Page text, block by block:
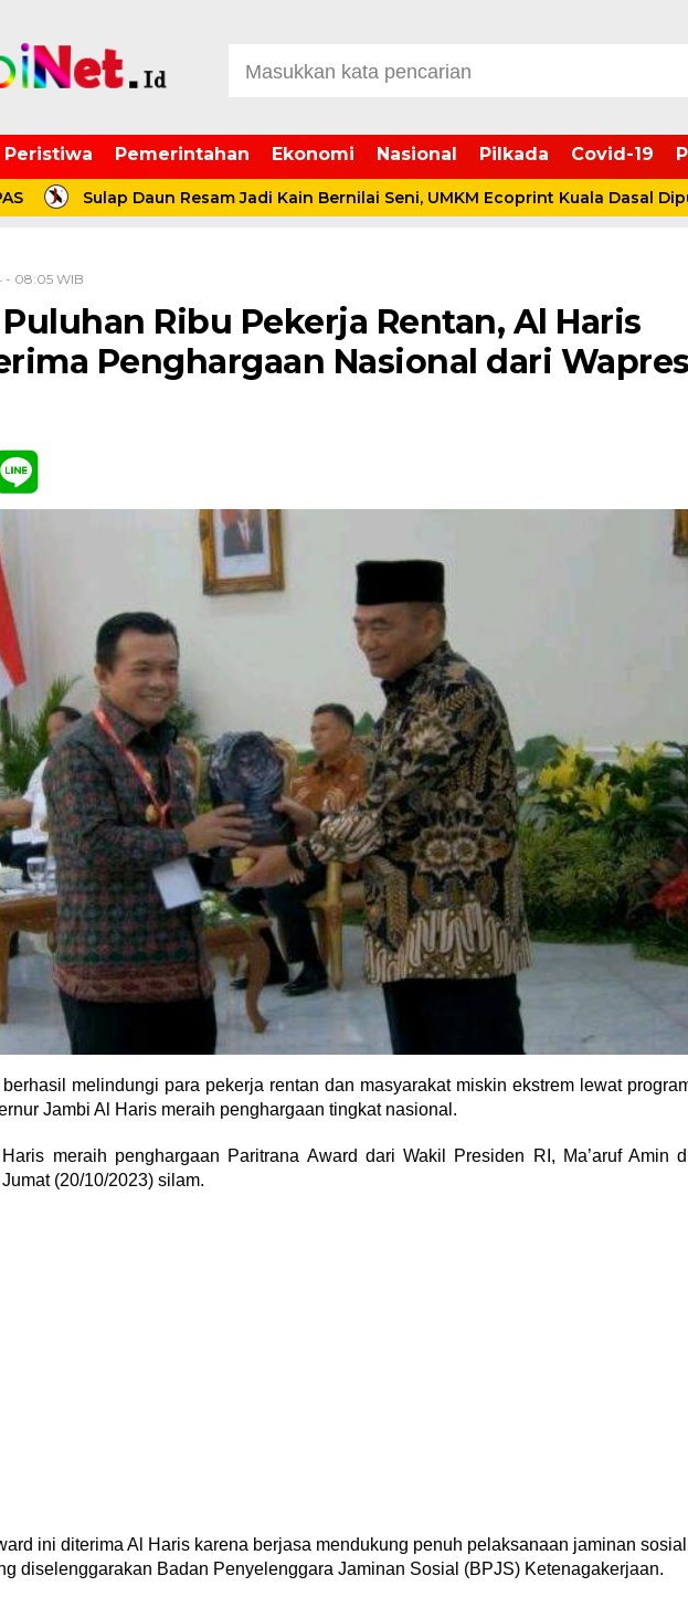
Peristiwa Pemerintahan Ekonomi Nasional Pilkada Covid-19
Sulap Daun Resam Jadi Kain Bernilai Seni, UMKM Ecoprint Kuala Dasal Dipuji
- 08:05 WIB
Ribu Pekerja Rentan, Al Haris
Penghargaan Nasional dari
melindungi para pekerja rentan dan masyarakat miskin ekstrem lewat
Jambi Al Haris meraih penghargaan tingkat nasional.
meraih penghargaan Paritrana Award dari Wakil Presiden RI, Ma’aruf Amin
(20/10/2023) silam.
ini diterima Al Haris karena berjasa mendukung penuh pelaksanaan jaminan sosial
diselenggarakan Badan Penyelenggara Jaminan Sosial (BPJS) Ketenagakerjaan.